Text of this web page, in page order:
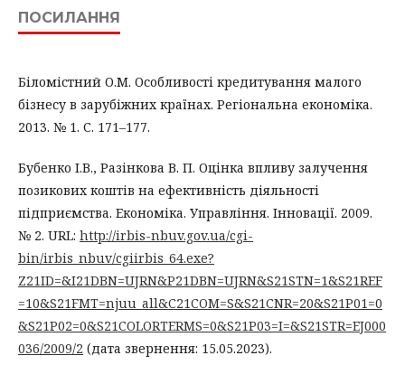
ПОСИЛАННЯ
Біломістний О.М. Особливості кредитування малого
бізнесу в зарубіжних країнах. Регіональна економіка.
2013. № 1. С. 171–177.
Бубенко І.В., Разінкова В. П. Оцінка впливу залучення
позикових коштів на ефективність діяльності
підприємства. Економіка. Управління. Інновації. 2009.
№ 2. URL: http://irbis-nbuv.gov.ua/cgi-
bin/irbis_nbuv/cgiirbis_64.exe?
Z21ID=&I21DBN=UJRN&P21DBN=UJRN&S21STN=1&S21REF
=10&S21FMT=njuu_all&C21COM=S&S21CNR=20&S21P01=0
&S21P02=0&S21COLORTERMS=0&S21P03=I=&S21STR=EJ000
036/2009/2 (дата звернення: 15.05.2023).